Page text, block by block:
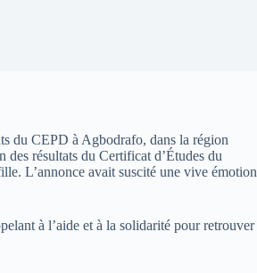
du CEPD à Agbodrafo, dans la région
résultats du Certificat d’Études du
L’annonce avait suscité une vive émotion
à l’aide et à la solidarité pour retrouver